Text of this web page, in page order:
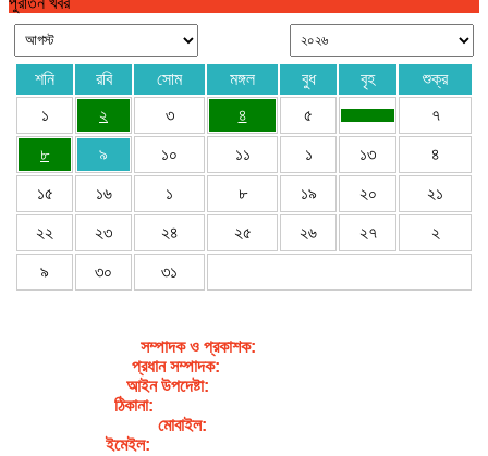
শনি রবি সোম মঙ্গল বুধ বৃহ
শুক্র
১
২ ৩ ৪ ৫ ৭
৮ ৯ ১০ ১১ ১ ১৩ ৪
১৫ ১৬ ১ ৮ ১৯ ২০ ২১
২২ ২৩ ২৪ ২৫ ২৬ ২৭ ২
৯ ৩০ ৩১
সম্পাদক ও প্রকাশক:
প্রধান সম্পাদক:
আইন উপদেষ্টা:
ঠিকানা:
মোবাইল:
ইমেইল: